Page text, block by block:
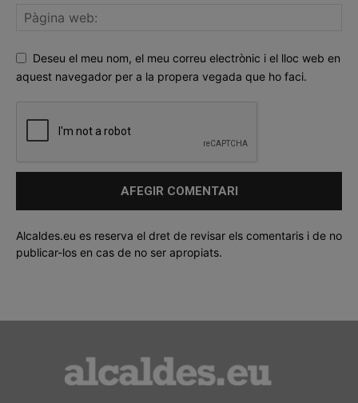
Deseu el meu nom, el meu correu electrònic i el lloc web en
aquest navegador per a la propera vegada que ho faci.
Alcaldes.eu es reserva el dret de revisar els comentaris i de no
publicar-los en cas de no ser apropiats.